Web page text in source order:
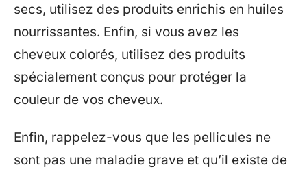
secs, utilisez des produits enrichis en huiles
nourrissantes. Enfin, si vous avez les
cheveux colorés, utilisez des produits
spécialement conçus pour protéger la
couleur de vos cheveux.
Enfin, rappelez-vous que les pellicules ne
sont pas une maladie grave et qu’il existe de